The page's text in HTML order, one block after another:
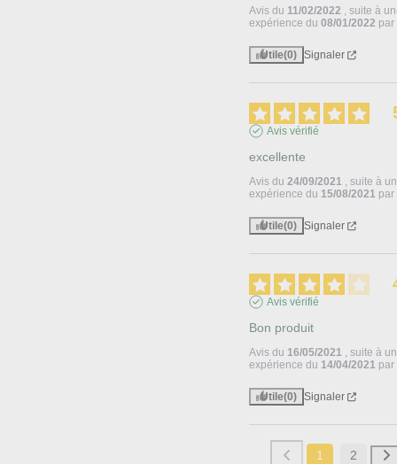
Avis du 11/02/2022 , suite à
expérience du08/01/2022 par
Utile(0) Signaler
Avis vérifié
excellente
Avis du24/09/2021 , suite à
expérience du 15/08/2021 par
Utile(0) Signaler
Avis vérifié
Bon produit
Avis du 16/05/2021 , suite à
expérience du 14/04/2021 par
Utile(0) Signaler
1 2